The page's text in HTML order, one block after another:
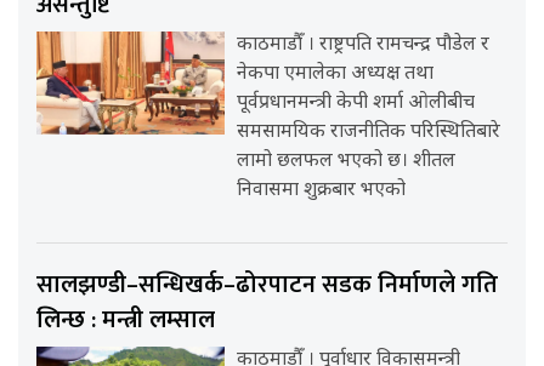
काठमाडौँ । राष्ट्रपति रामचन्द्र पौडेल र
नेकपा एमालेका अध्यक्ष तथा
पूर्वप्रधानमन्त्री केपी शर्मा ओलीबीच
समसामयिक राजनीतिक परिस्थितिबारे
लामो छलफल भएको छ। शीतल
निवासमा शुक्रबार भएको
सालझण्डी–सन्धिखर्क–ढोरपाटन सडक निर्माणले गति
लिन्छ : मन्त्री लम्साल